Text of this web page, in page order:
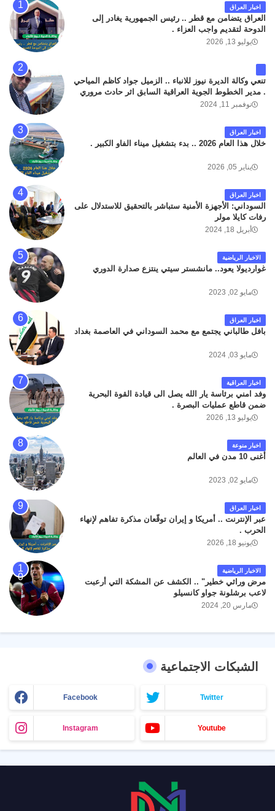
اخبار العراق
العراق يتضامن مع قطر .. رئيس الجمهورية يغادر إلى
الدوحة لتقديم واجب العزاء .
يوليو 13, 2026
تنعي وكالة الديرة نيوز للانباء .. الزميل جواد كاظم المياحي
. مدير الخطوط الجوية العراقية السابق اثر حادث مروري
داخل مطار البصرة الدولي اليوم الاثنين على الطريق
كان سبب الحادث يعود لتصادم عجلته مع عجلة نوع كيا بنكو
تابعة لشركة الهلال الماسكة لإعمار مطار البصرة الدولي .
سائلين الله عز وجل ان يتغمد الفقيد بواسع رحمته ، و انا
نوفمبر 11, 2024
اخبار العراق
خلال هذا العام 2026 .. بدء بتشغيل ميناء الفاو الكبير .
يناير 05, 2026
اخبار العراق
السوداني: الأجهزة الأمنية ستباشر بالتحقيق للاستدلال على
رفات كايلا مولر
أبريل 18, 2024
الاخبار الرياضية
غوارديولا يعود.. مانشستر سيتي ينتزع صدارة الدوري
مايو 02, 2023
اخبار العراق
بافل طالباني يجتمع مع محمد السوداني في العاصمة بغداد
مايو 03, 2024
اخبار العراقية
وفد امني برئاسة يار الله يصل الى قيادة القوة البحرية
ضمن قاطع عمليات البصرة .
يوليو 13, 2026
اخبار منوعة
أغنى 10 مدن في العالم
مايو 02, 2023
اخبار العراق
عبر الإنترنت .. أمريكا و إيران توقّعان مذكرة تفاهم لإنهاء
الحرب .
يونيو 18, 2026
الاخبار الرياضية
مرض وراثي خطير" .. الكشف عن المشكة التي أرعبت
لاعب برشلونة جواو كانسيلو
مارس 20, 2024
الشبكات الاجتماعية
Facebook Twitter
Instagram Youtube